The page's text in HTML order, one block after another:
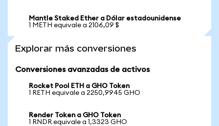
Mantle Staked Ether a Dólar estadounidense
1 METH equivale a 2106,09 $
Explorar más conversiones
Conversiones avanzadas de activos
Rocket Pool ETH a GHO Token
1 RETH equivale a 2250,9945 GHO
Render Token a GHO Token
1 RNDR equivale a 1,3323 GHO